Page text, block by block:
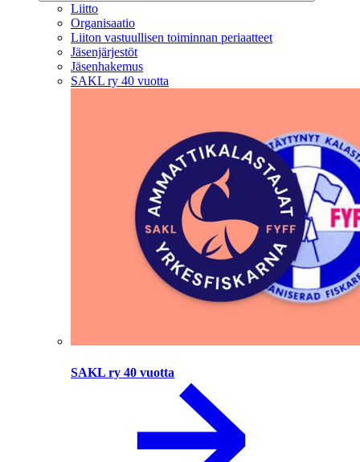
Liitto
Organisaatio
Liiton vastuullisen toiminnan periaatteet
Jäsenjärjestöt
Jäsenhakemus
SAKL ry 40 vuotta
SAKL ry 40 vuotta